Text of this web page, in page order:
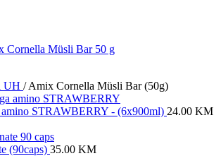
UH / Amix Cornella Müsli Bar (50g)
STRAWBERRY - (6x900ml) 24.00 KM
(90caps) 35.00 KM